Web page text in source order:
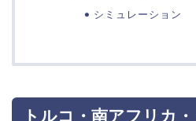
シミュレーション
トルコ・南アフリカ